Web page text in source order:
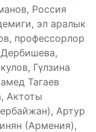
Россия
эл аралык
профессорлор
Гүлзина
Тагаев
Актоты
Артур
(Армения),